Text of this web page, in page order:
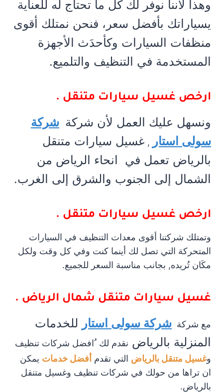
وهذا لأننا نوفر لك كل ما تحتاج له للعناية
يسياراتك بأفضل سعر، فنحن نمتلك أقوى
منظفات السيارات وكأحدَث الأجهزة
المستخدمة في التنظيف والتلميع.
ارخص غسيل سيارات متنقل .
ونسهل عليك العمل لأن شركة شركة
سولى استار
, غسيل سيارات متنقل
بالرياض تعمل في انحاء الرياض من
الشمال إلى الجنوب والشرق إلى الغرب.
ارخص غسيل سيارات متنقل .
وتمتلك شركتنا أقوى معدات التنظيف في السيارات
المتحركة التي تصل لك أينما كنت وفي كل وقت ولكل
مكَان تُريده, بجانب مناسبة السعر للجميع.
غسيل سيارات متنقل شمال الرياض .
مع شركة شركة سولى استار للخدمات
المنزلية بالرياض نقدم لك ُافضل شركات تنظيف
وغسيل متنقل بالرياض التي تقدم أفضل خدمات يمكن
ان تراها من حولك في شركات تنظيف وغسيل متنقل
بالرياض.